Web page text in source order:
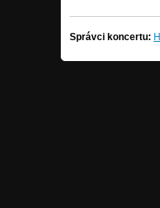
Správci koncertu: